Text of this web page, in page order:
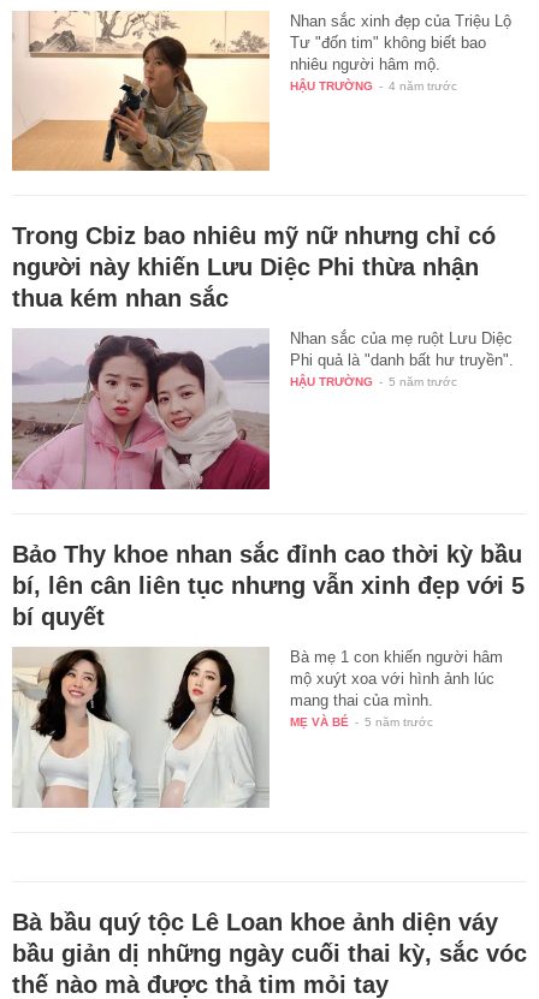
Nhan sắc xinh đẹp của Triệu Lộ
Tư "đốn tim" không biết bao
nhiêu người hâm mộ.
HẬU TRƯỜNG - 4 năm trước
Trong Cbiz bao nhiêu mỹ nữ nhưng chỉ có
người này khiến Lưu Diệc Phi thừa nhận
thua kém nhan sắc
Nhan sắc của mẹ ruột Lưu Diệc
Phi quả là "danh bất hư truyền".
HẬU TRƯỜNG - 5 năm trước
Bảo Thy khoe nhan sắc đỉnh cao thời kỳ bầu
bí, lên cân liên tục nhưng vẫn xinh đẹp với 5
bí quyết
Bà mẹ 1 con khiến người hâm
mộ xuýt xoa với hình ảnh lúc
mang thai của mình.
MẸ VÀ BÉ - 5 năm trước
Bà bầu quý tộc Lê Loan khoe ảnh diện váy
bầu giản dị những ngày cuối thai kỳ, sắc vóc
thế nào mà được thả tim mỏi tay